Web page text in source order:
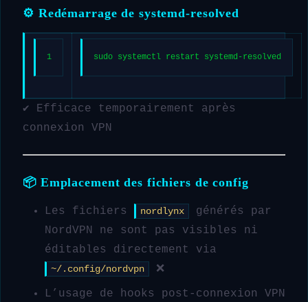
⚙️ Redémarrage de systemd-resolved
1 sudo systemctl restart systemd-resolved
✔️ Efficace temporairement après
connexion VPN
📦 Emplacement des fichiers de config
Les fichiers nordlynx
générés par
NordVPN ne sont pas visibles ni
éditables directement via
~/.config/nordvpn
❌
L’usage de hooks post-connexion VPN